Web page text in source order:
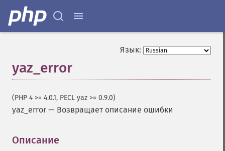
Язык:
yaz_error
(PHP 4 >= 4.0.1, PECL yaz >= 0.9.0)
yaz_error — Возвращает описание ошибки
Описание